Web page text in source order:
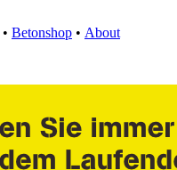
• Betonshop • About